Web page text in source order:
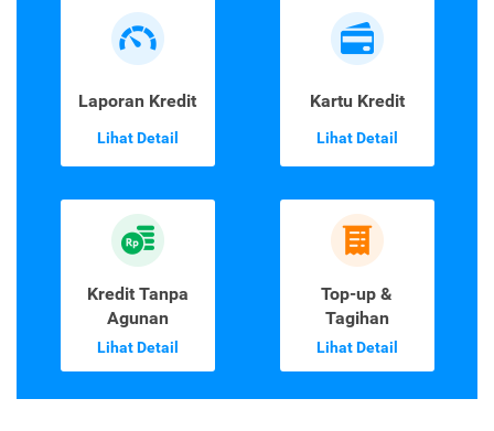
Laporan Kredit
Lihat Detail
Kartu Kredit
Lihat Detail
Kredit Tanpa
Agunan
Lihat Detail
Top-up &
Tagihan
Lihat Detail